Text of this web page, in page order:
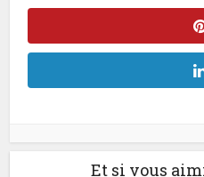
Et si vous